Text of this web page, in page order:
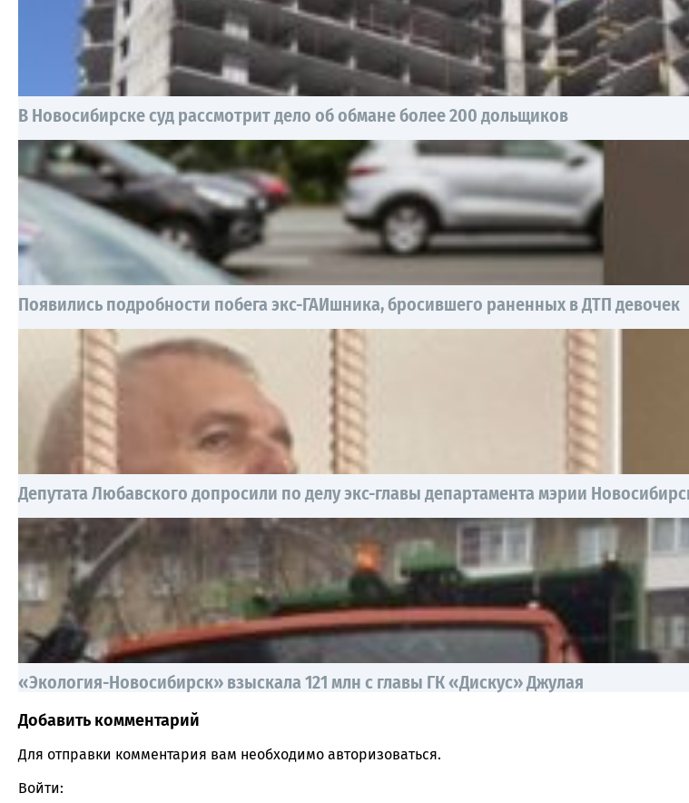
В Новосибирске суд рассмотрит дело об обмане более 200 дольщиков
Появились подробности побега экс-ГАИшника, бросившего раненных в ДТП девочек
Депутата Любавского допросили по делу экс-главы департамента мэрии
«Экология-Новосибирск» взыскала 121 млн с главы ГК «Дискус» Джулая
Comment section
Добавить комментарий
Для отправки комментария вам необходимо авторизоваться.
Войти: